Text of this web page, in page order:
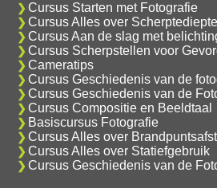
Cursus Starten met Fotografie
Cursus Alles over Scherptediepte
Cursus Aan de slag met
Cursus Scherpstellen voor
Cameratips
Cursus Geschiedenis van de
Cursus Geschiedenis van de
Cursus Compositie en Beeldtaal
Basiscursus Fotografie
Cursus Alles over
Cursus Alles over Statiefgebruik
Cursus Geschiedenis van de